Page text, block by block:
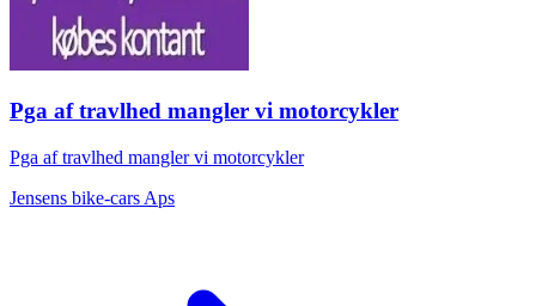
Pga af travlhed mangler vi motorcykler
Pga af travlhed mangler vi motorcykler
Jensens bike-cars Aps